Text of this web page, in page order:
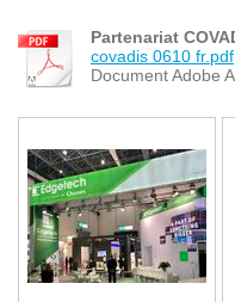
Partenariat
covadis 0610 fr.pdf
Document Adobe